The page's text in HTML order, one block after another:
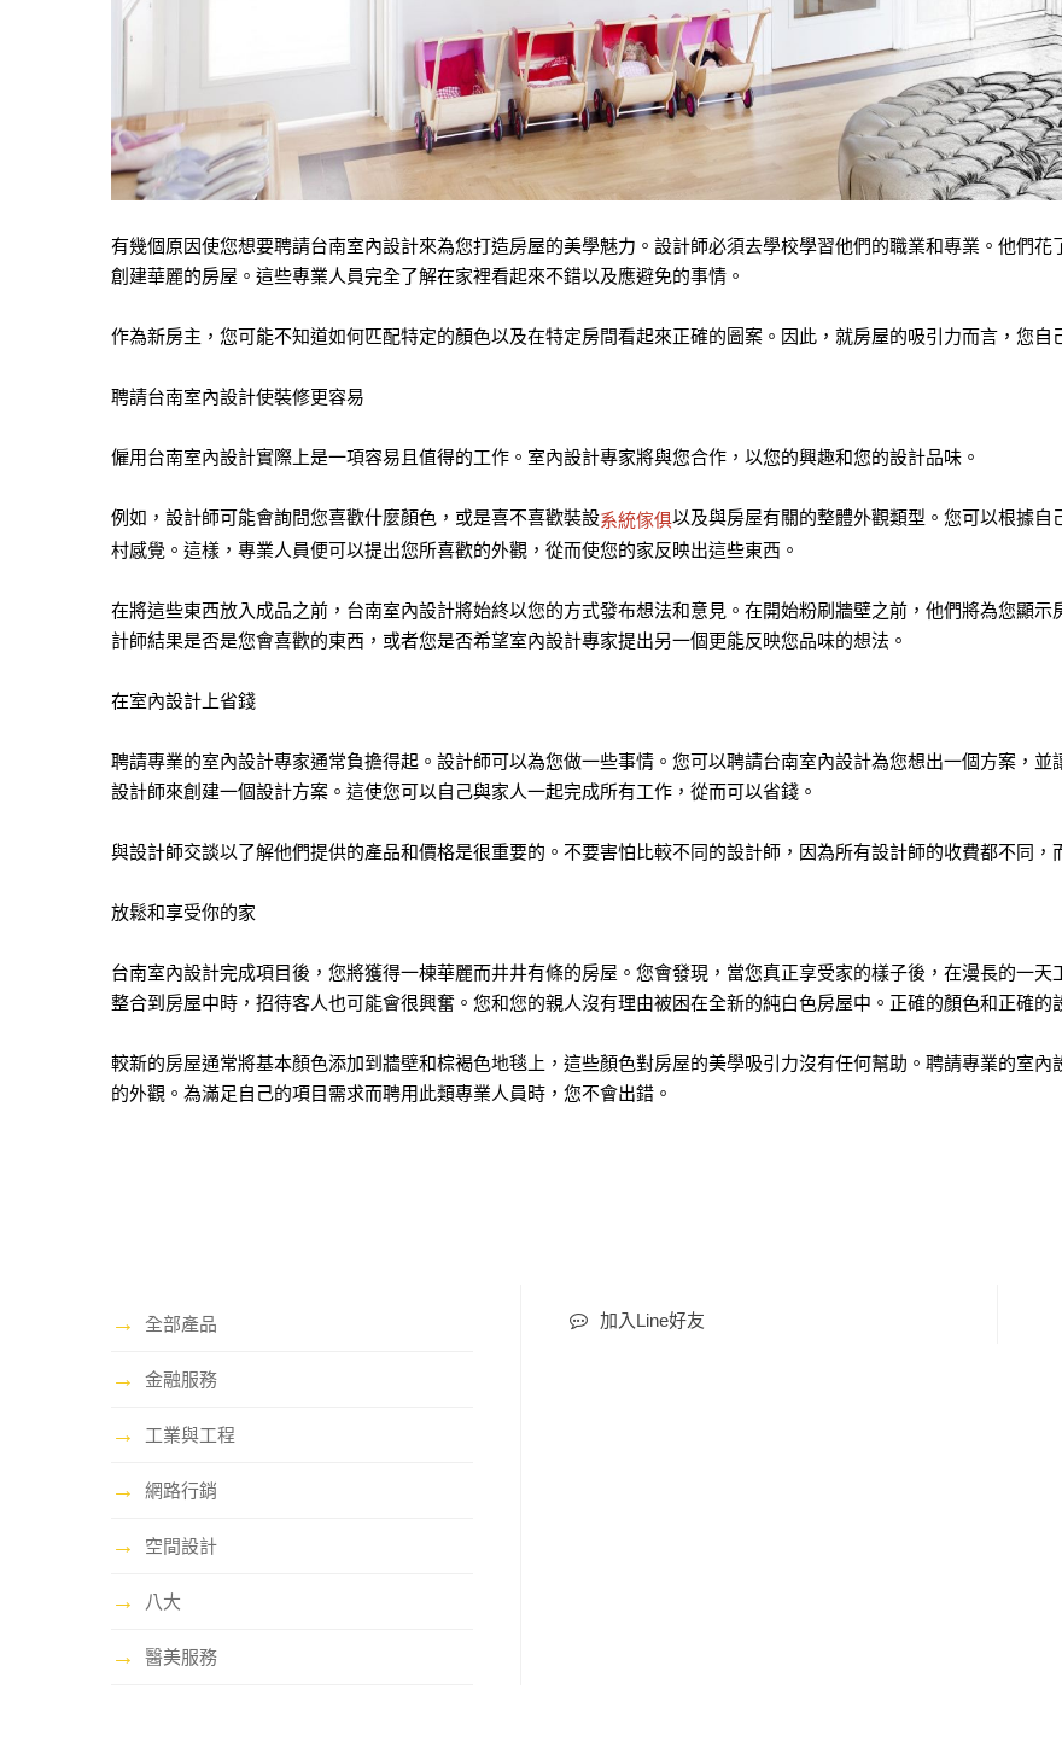
有幾個原因使您想要聘請台南室內設計來為您打造房屋的美學魅力。設計師必須去學校學習他們的職業和專業。他們
創建華麗的房屋。這些專業人員完全了解在家裡看起來不錯以及應避免的事情。
作為新房主，您可能不知道如何匹配特定的顏色以及在特定房間看起來正確的圖案。因此，就房屋的吸引力而言，您自
聘請台南室內設計使裝修更容易
僱用台南室內設計實際上是一項容易且值得的工作。室內設計專家將與您合作，以您的興趣和您的設計品味。
例如，設計師可能會詢問您喜歡什麼顏色，或是喜不喜歡裝設系統傢俱以及與房屋有關的整體外觀類型。您可以根據
村感覺。這樣，專業人員便可以提出您所喜歡的外觀，從而使您的家反映出這些東西。
在將這些東西放入成品之前，台南室內設計將始終以您的方式發布想法和意見。在開始粉刷牆壁之前，他們將為您顯
計師結果是否是您會喜歡的東西，或者您是否希望室內設計專家提出另一個更能反映您品味的想法。
在室內設計上省錢
聘請專業的室內設計專家通常負擔得起。設計師可以為您做一些事情。您可以聘請台南室內設計為您想出一個方案，
設計師來創建一個設計方案。這使您可以自己與家人一起完成所有工作，從而可以省錢。
與設計師交談以了解他們提供的產品和價格是很重要的。不要害怕比較不同的設計師，因為所有設計師的收費都不同，
放鬆和享受你的家
台南室內設計完成項目後，您將獲得一棟華麗而井井有條的房屋。您會發現，當您真正享受家的樣子後，在漫長的一
整合到房屋中時，招待客人也可能會很興奮。您和您的親人沒有理由被困在全新的純白色房屋中。正確的顏色和正確的
較新的房屋通常將基本顏色添加到牆壁和棕褐色地毯上，這些顏色對房屋的美學吸引力沒有任何幫助。聘請專業的室
的外觀。為滿足自己的項目需求而聘用此類專業人員時，您不會出錯。
→ 全部產品
→ 金融服務
→ 工業與工程
→ 網路行銷
→ 空間設計
→ 八大
→ 醫美服務
加入Line好友